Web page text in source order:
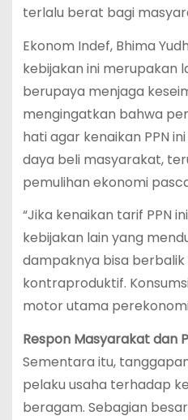
terlalu berat bagi
Ekonom Indef, Bhima
kebijakan ini merupakan
berupaya menjaga
mengingatkan bahwa
hati agar kenaikan PPN
daya beli masyarakat,
pemulihan ekonomi
“Jika kenaikan tarif PPN
kebijakan lain yang
dampaknya bisa berbalik
kontraproduktif.
motor utama
Respon Masyarakat dan
Sementara itu,
pelaku usaha terhadap
beragam. Sebagian